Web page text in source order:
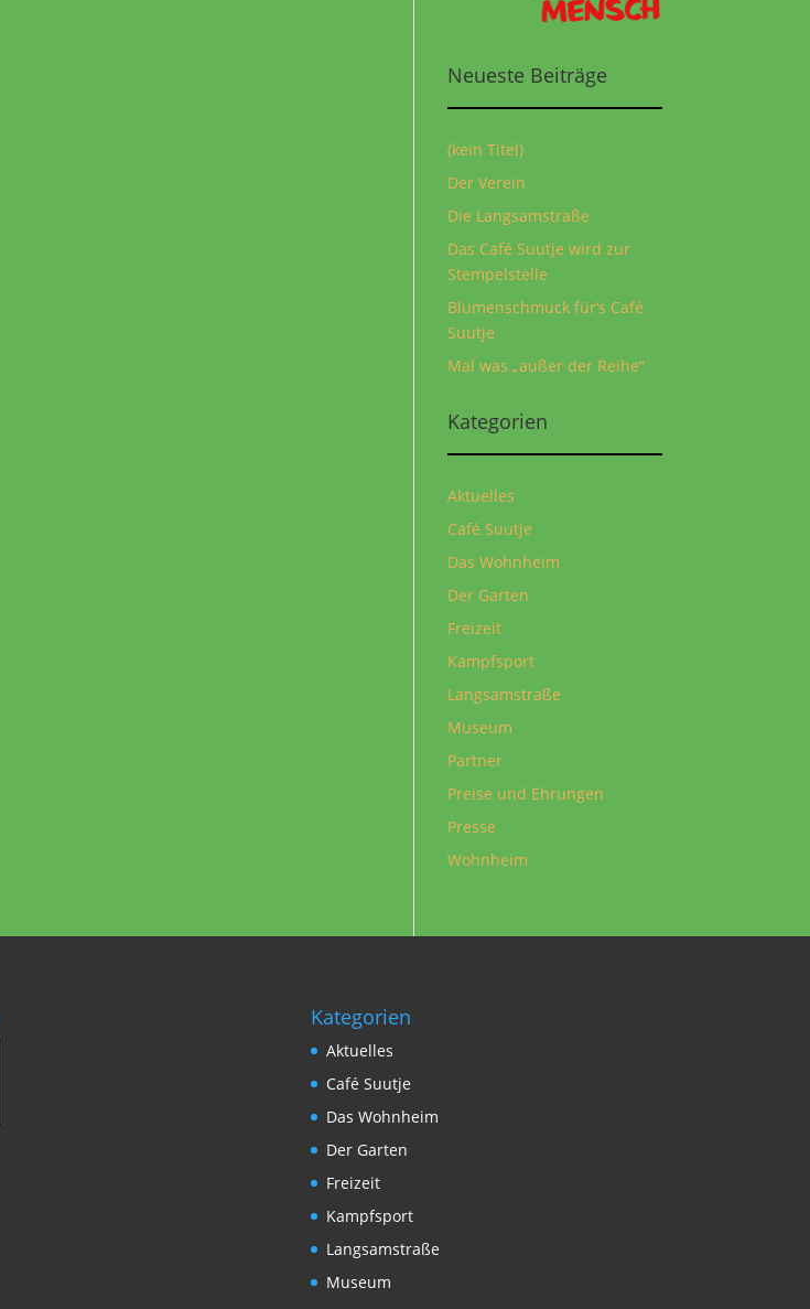
Neueste Beiträge
(kein Titel)
Der Verein
Die Langsamstraße
Das Café Suutje wird zur
Stempelstelle
Blumenschmuck für‘s Café
Suutje
Mal was „außer der Reihe“
Kategorien
Aktuelles
Café Suutje
Das Wohnheim
Der Garten
Freizeit
Kampfsport
Langsamstraße
Museum
Partner
Preise und Ehrungen
Presse
Wohnheim
Kategorien
Aktuelles
Café Suutje
Das Wohnheim
Der Garten
Freizeit
Kampfsport
Langsamstraße
Museum